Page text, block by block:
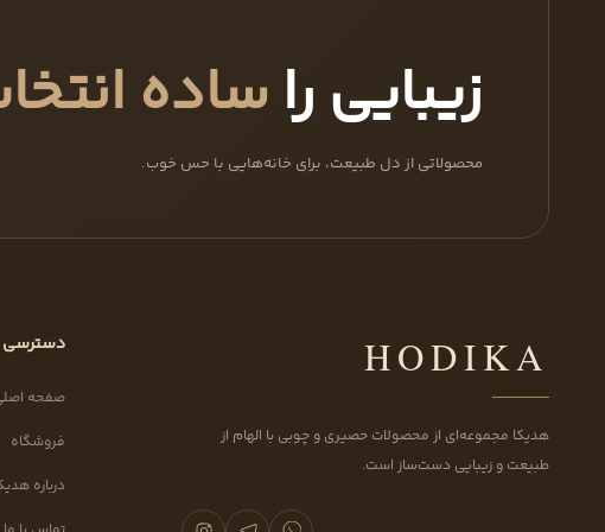
زیبایی را ساده
محصولاتی از دل طبیعت، برای خانه‌هایی با حس خوب.
HODIKA
هدیکا مجموعه‌ای از محصولات حصیری و چوبی با الهام از
طبیعت و زیبایی دست‌ساز است.
دسترسی
صفحه
فروشگاه
درباره